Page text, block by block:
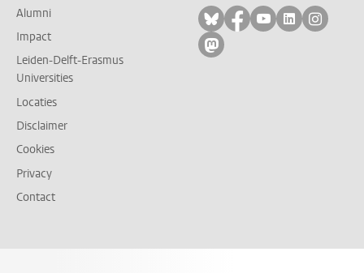
Alumni
Impact
Leiden-Delft-Erasmus
Universities
Locaties
Disclaimer
Cookies
Privacy
Contact
Volg ons op bluesky
Volg ons op
Volg ons op
Volg ons
Volg
Volg ons op mastodon